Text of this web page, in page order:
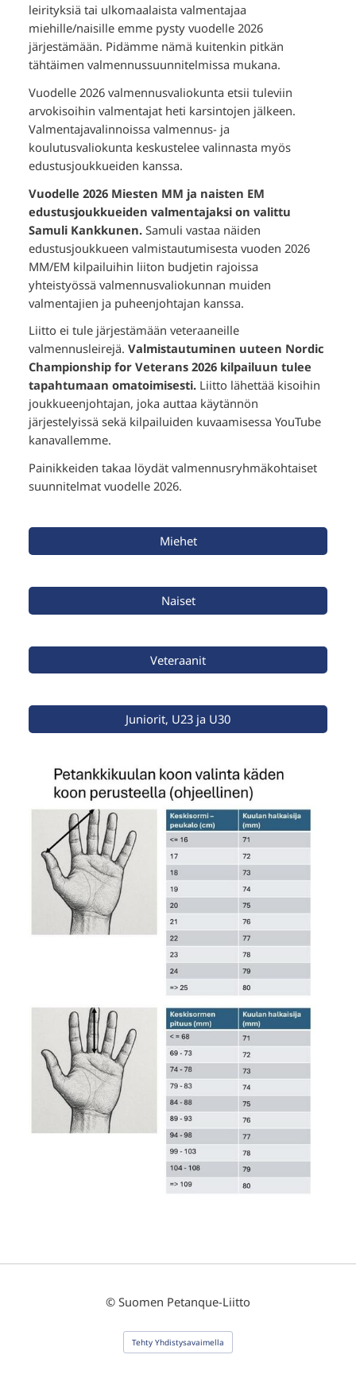
leirityksiä tai ulkomaalaista valmentajaa
miehille/naisille emme pysty vuodelle 2026
järjestämään. Pidämme nämä kuitenkin pitkän
tähtäimen valmennussuunnitelmissa mukana.
Vuodelle 2026 valmennusvaliokunta etsii tuleviin
arvokisoihin valmentajat heti karsintojen jälkeen.
Valmentajavalinnoissa valmennus- ja
koulutusvaliokunta keskustelee valinnasta myös
edustusjoukkueiden kanssa.
Vuodelle 2026 Miesten MM ja naisten EM
edustusjoukkueiden valmentajaksi on valittu
Samuli Kankkunen. Samuli vastaa näiden
edustusjoukkueen valmistautumisesta vuoden 2026
MM/EM kilpailuihin liiton budjetin rajoissa
yhteistyössä valmennusvaliokunnan muiden
valmentajien ja puheenjohtajan kanssa.
Liitto ei tule järjestämään veteraaneille
valmennusleirejä. Valmistautuminen uuteen Nordic
Championship for Veterans 2026 kilpailuun tulee
tapahtumaan omatoimisesti.Liitto lähettää kisoihin
joukkueenjohtajan, joka auttaa käytännön
järjestelyissä sekä kilpailuiden kuvaamisessa YouTube
kanavallemme.
Painikkeiden takaa löydät valmennusryhmäkohtaiset
suunnitelmat vuodelle 2026.
Miehet
Naiset
Veteraanit
Juniorit, U23 ja U30
© Suomen Petanque-Liitto
Tehty Yhdistysavaimella